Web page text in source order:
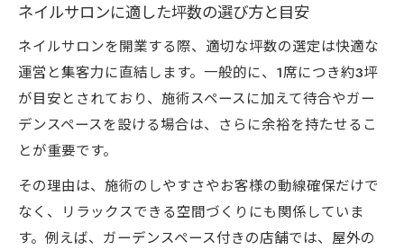
ネイルサロンに適した坪数の選び方と目安
ネイルサロンを開業する際、適切な坪数の選定は快適な
運営と集客力に直結します。一般的に、1席につき約3坪
が目安とされており、施術スペースに加えて待合やガー
デンスペースを設ける場合は、さらに余裕を持たせるこ
とが重要です。
その理由は、施術のしやすさやお客様の動線確保だけで
なく、リラックスできる空間づくりにも関係していま
す。例えば、ガーデンスペース付きの店舗では、屋外の